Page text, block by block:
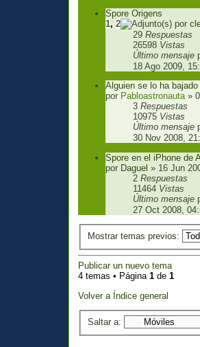
Spore Origens
1,2 por
29Respuestas
26598 Vistas
Último mensaje
18 Ago 2009,
Alguien se lo ha
por Pabloastronauta»
3Respuestas
10975 Vistas
Último mensaje
30 Nov 2008,
Spore en el iPhone de
por Daguel » 16 Jun
2Respuestas
11464 Vistas
Último mensaje
27 Oct 2008,
Mostrar temas previos:
Publicar un nuevo tema
4 temas • Página1 de1
Volver a Índice general
Saltar a: